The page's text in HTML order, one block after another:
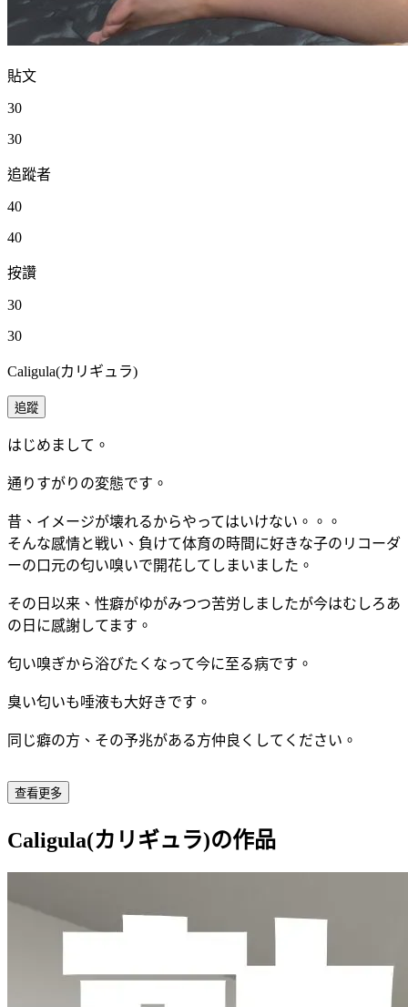
貼文
30
30
追蹤者
40
40
按讚
30
30
Caligula(カリギュラ)
追蹤
はじめまして。
通りすがりの変態です。
昔、イメージが壊れるからやってはいけない。。。
そんな感情と戦い、負けて体育の時間に好きな子のリコーダ
ーの口元の匂い嗅いで開花してしまいました。
その日以来、性癖がゆがみつつ苦労しましたが今はむしろあ
の日に感謝してます。
匂い嗅ぎから浴びたくなって今に至る病です。
臭い匂いも唾液も大好きです。
同じ癖の方、その予兆がある方仲良くしてください。
查看更多
Caligula(カリギュラ)の作品